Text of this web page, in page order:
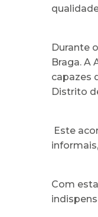
Durante
Braga. A
capazes
Distrito
Este
Com